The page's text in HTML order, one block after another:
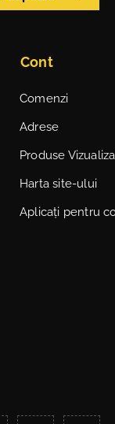
Cont
Comenzi
Adrese
Produse
Harta site-ului
Aplicați pentru